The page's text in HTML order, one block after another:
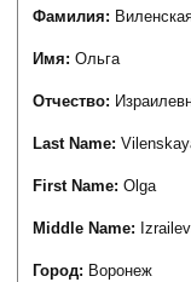
Фамилия:
Имя:Ольга
Отчество:
Last Name:
First Name:Olga
Middle Name:
Город: Воронеж